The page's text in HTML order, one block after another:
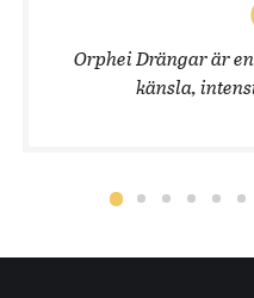
Orphei Drängar är
känsla,